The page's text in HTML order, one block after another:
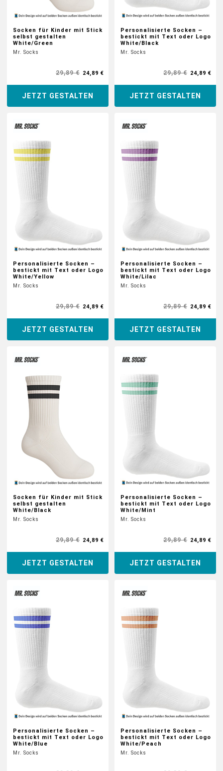
Socken für Kinder mit Stick
selbst gestalten
White/Green
Mr. Socks
29,89 € 24,89 €
JETZT GESTALTEN
Personalisierte Socken –
bestickt mit Text oder Logo
White/Black
Mr. Socks
29,89 € 24,89 €
JETZT GESTALTEN
Personalisierte Socken –
bestickt mit Text oder Logo
White/Yellow
Mr. Socks
29,89 € 24,89 €
JETZT GESTALTEN
Personalisierte Socken –
bestickt mit Text oder Logo
White/Lilac
Mr. Socks
29,89 € 24,89 €
JETZT GESTALTEN
Socken für Kinder mit Stick
selbst gestalten
White/Black
Mr. Socks
29,89 € 24,89 €
JETZT GESTALTEN
Personalisierte Socken –
bestickt mit Text oder Logo
White/Mint
Mr. Socks
29,89 € 24,89 €
JETZT GESTALTEN
Personalisierte Socken –
bestickt mit Text oder Logo
White/Blue
Mr. Socks
Personalisierte Socken –
bestickt mit Text oder Logo
White/Peach
Mr. Socks